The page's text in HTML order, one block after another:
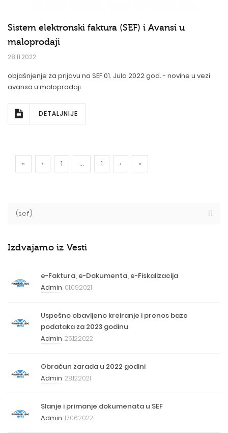
Sistem elektronski faktura (SEF) i Avansi u
maloprodaji
28.11.2022
objašnjenje za prijavu na SEF 01. Jula 2022 god. - novine u vezi
avansa u maloprodaji
DETALJNIJE
« ‹ 1 ... 1 › »
Izdvajamo iz Vesti
e-Faktura, e-Dokumenta, e-Fiskalizacija
Admin 01.09.2021
Uspešno obavljeno kreiranje i prenos baze
podataka za 2023 godinu
Admin 25.12.2022
Obračun zarada u 2022 godini
Admin 28.12.2021
Slanje i primanje dokumenata u SEF
Admin 17.06.2022